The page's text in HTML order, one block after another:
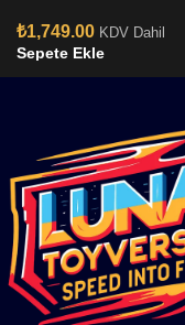
₺1,749.00 KDV Dahil
Sepete Ekle